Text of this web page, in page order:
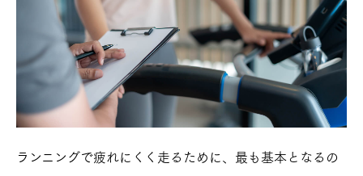
ランニングで疲れにくく走るために、最も基本となるの